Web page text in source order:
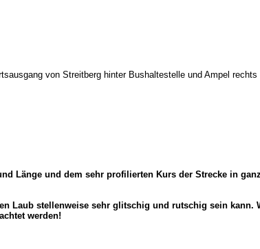
von Streitberg hinter Bushaltestelle und Ampel
Länge und dem sehr profilierten Kurs der Strecke in
Laub stellenweise sehr glitschig und rutschig sein
werden!